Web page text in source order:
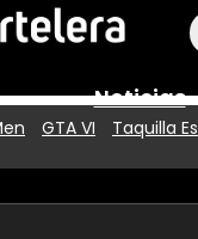
Noticias
GTA VI Taquilla